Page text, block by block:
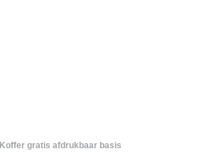
Koffer gratis afdrukbaar basis